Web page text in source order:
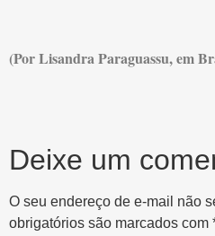
(Por Lisandra Paraguassu, em
Deixe um
O seu endereço de e-mail não
obrigatórios são marcados com